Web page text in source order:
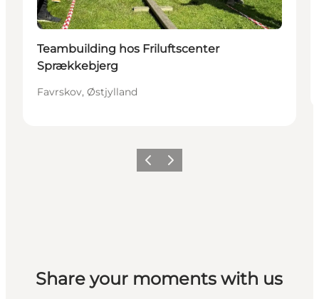
Teambuilding hos Friluftscenter
Sprækkebjerg
Favrskov, Østjylland
ForrigeNæste
Share your moments with us